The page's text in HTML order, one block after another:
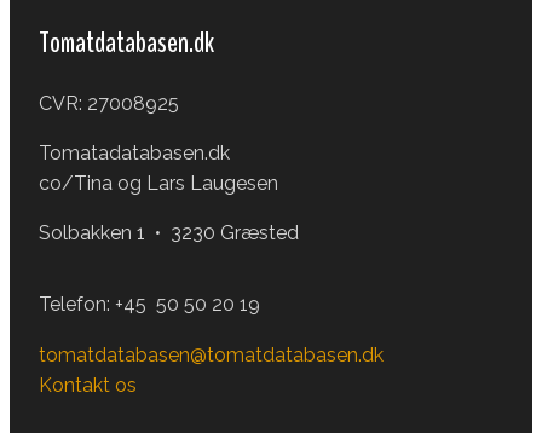
Tomatdatabasen.dk
CVR: 27008925
Tomatadatabasen.dk
co/Tina og Lars Laugesen
Solbakken 1 • 3230 Græsted
Telefon: +45 50 50 20 19
tomatdatabasen@tomatdatabasen.dk
Kontakt os